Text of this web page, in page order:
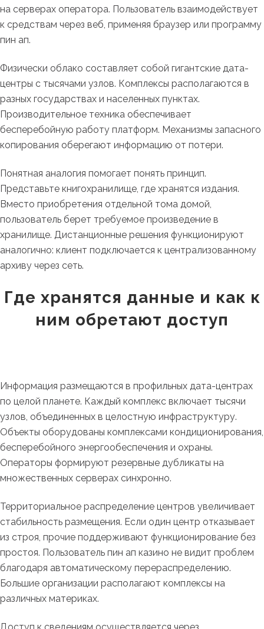
на серверах оператора. Пользователь взаимодействует
к средствам через веб, применяя браузер или программу
пин ап.
Физически облако составляет собой гигантские дата-
центры с тысячами узлов. Комплексы располагаются в
разных государствах и населенных пунктах.
Производительное техника обеспечивает
бесперебойную работу платформ. Механизмы запасного
копирования оберегают информацию от потери.
Понятная аналогия помогает понять принцип.
Представьте книгохранилище, где хранятся издания.
Вместо приобретения отдельной тома домой,
пользователь берет требуемое произведение в
хранилище. Дистанционные решения функционируют
аналогично: клиент подключается к централизованному
архиву через сеть.
Где хранятся данные и как к
ним обретают доступ
Информация размещаются в профильных дата-центрах
по целой планете. Каждый комплекс включает тысячи
узлов, объединенных в целостную инфраструктуру.
Объекты оборудованы комплексами кондиционирования,
бесперебойного энергообеспечения и охраны.
Операторы формируют резервные дубликаты на
множественных серверах синхронно.
Территориальное распределение центров увеличивает
стабильность размещения. Если один центр отказывает
из строя, прочие поддерживают функционирование без
простоя. Пользователь пин ап казино не видит проблем
благодаря автоматическому перераспределению.
Большие организации располагают комплексы на
различных материках.